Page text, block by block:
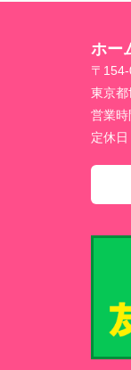
ホー
〒
東京都
営業時
定休日